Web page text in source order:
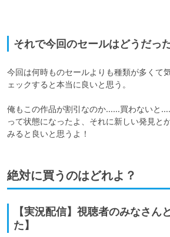
それで今回のセールはどうだっ
今回は何時ものセールよりも種類が多くて
ェックすると本当に良いと思う。
俺もこの作品が割引なのか……買わないと
って状態になったよ、それに新しい発見と
みると良いと思うよ！
絶対に買うのはどれよ？
【実況配信】視聴者のみなさん
た】